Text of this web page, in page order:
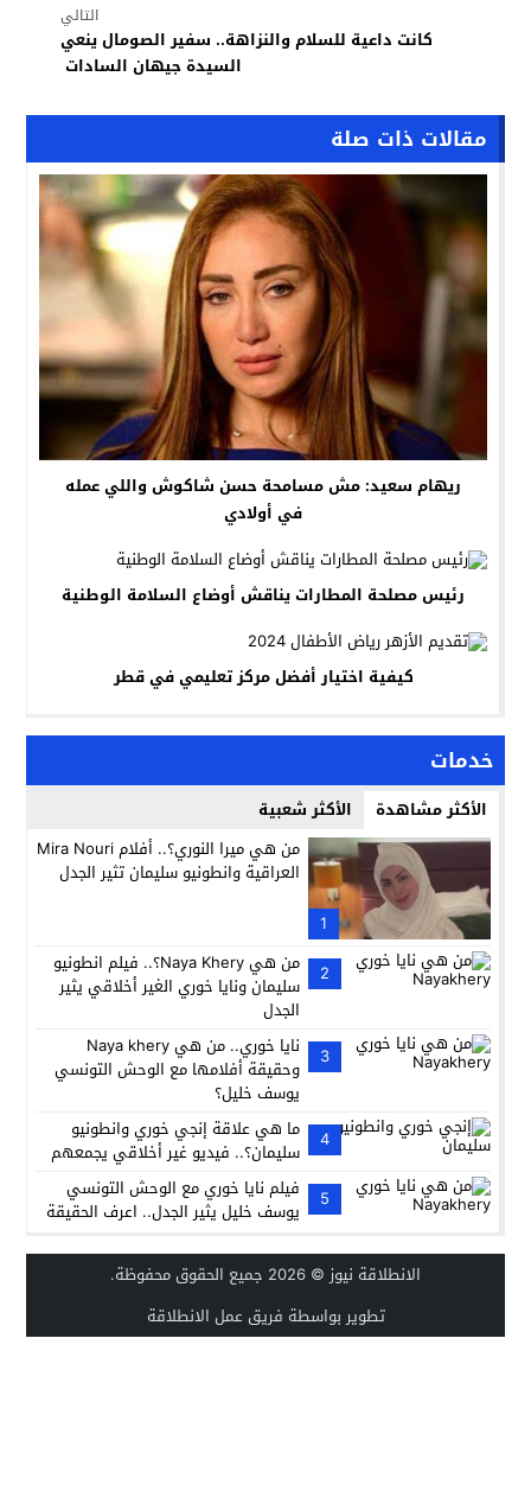
التالي
كانت داعية للسلام والنزاهة.. سفير الصومال ينعي
السيدة جيهان السادات
مقالات ذات صلة
ريهام سعيد: مش مسامحة حسن شاكوش واللي عمله
في أولادي
رئيس مصلحة المطارات يناقش أوضاع السلامة الوطنية
كيفية اختيار أفضل مركز تعليمي في قطر
خدمات
الأكثر مشاهدة الأكثر شعبية
1
من هي ميرا النوري؟.. أفلام Mira Nouri
العراقية وانطونيو سليمان تثير الجدل
2
من هي Naya Khery؟.. فيلم انطونيو
سليمان ونايا خوري الغير أخلاقي يثير
الجدل
3
نايا خوري.. من هي Naya khery
وحقيقة أفلامها مع الوحش التونسي
يوسف خليل؟
4
ما هي علاقة إنجي خوري وانطونيو
سليمان؟.. فيديو غير أخلاقي يجمعهم
5
فيلم نايا خوري مع الوحش التونسي
يوسف خليل يثير الجدل.. اعرف الحقيقة
الانطلاقة نيوز© 2026 جميع الحقوق محفوظة.
تطوير بواسطة فريق عمل الانطلاقة